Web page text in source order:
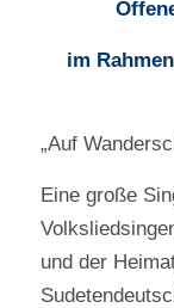
im
„Auf
Eine große
und der